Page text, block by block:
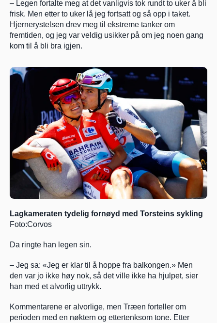
– Legen fortalte meg at det vanligvis tok rundt to uker å bli
frisk. Men etter to uker lå jeg fortsatt og så opp i taket.
Hjernerystelsen drev meg til ekstreme tanker om
fremtiden, og jeg var veldig usikker på om jeg noen gang
kom til å bli bra igjen.
Lagkameraten tydelig fornøyd med Torsteins sykling
Foto:Corvos
Da ringte han legen sin.
– Jeg sa: «Jeg er klar til å hoppe fra balkongen.» Men
den var jo ikke høy nok, så det ville ikke ha hjulpet, sier
han med et alvorlig uttrykk.
Kommentarene er alvorlige, men Træen forteller om
perioden med en nøktern og ettertenksom tone. Etter